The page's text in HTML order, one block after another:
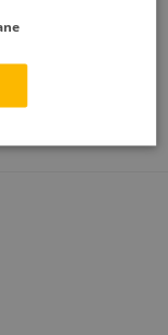
impregnacja
płytek, co